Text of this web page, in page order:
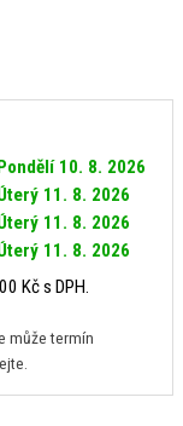
10. 8. 2026
11. 8. 2026
11. 8. 2026
11. 8. 2026
Kč s DPH.
může termín